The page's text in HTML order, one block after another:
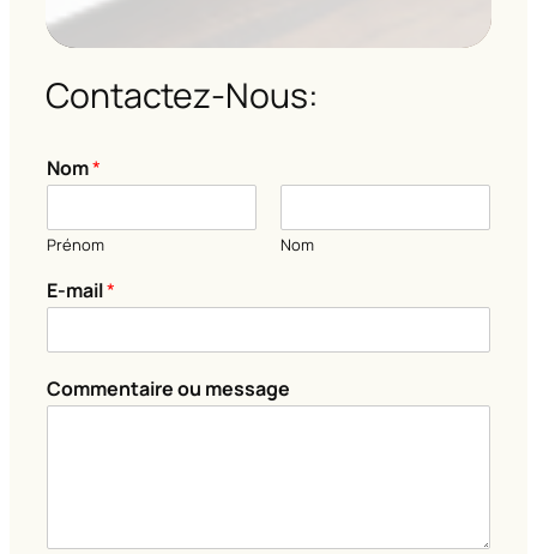
Contactez-Nous:
Nom*
Prénom Nom
E-mail*
m
e
m
Commentaire ou message